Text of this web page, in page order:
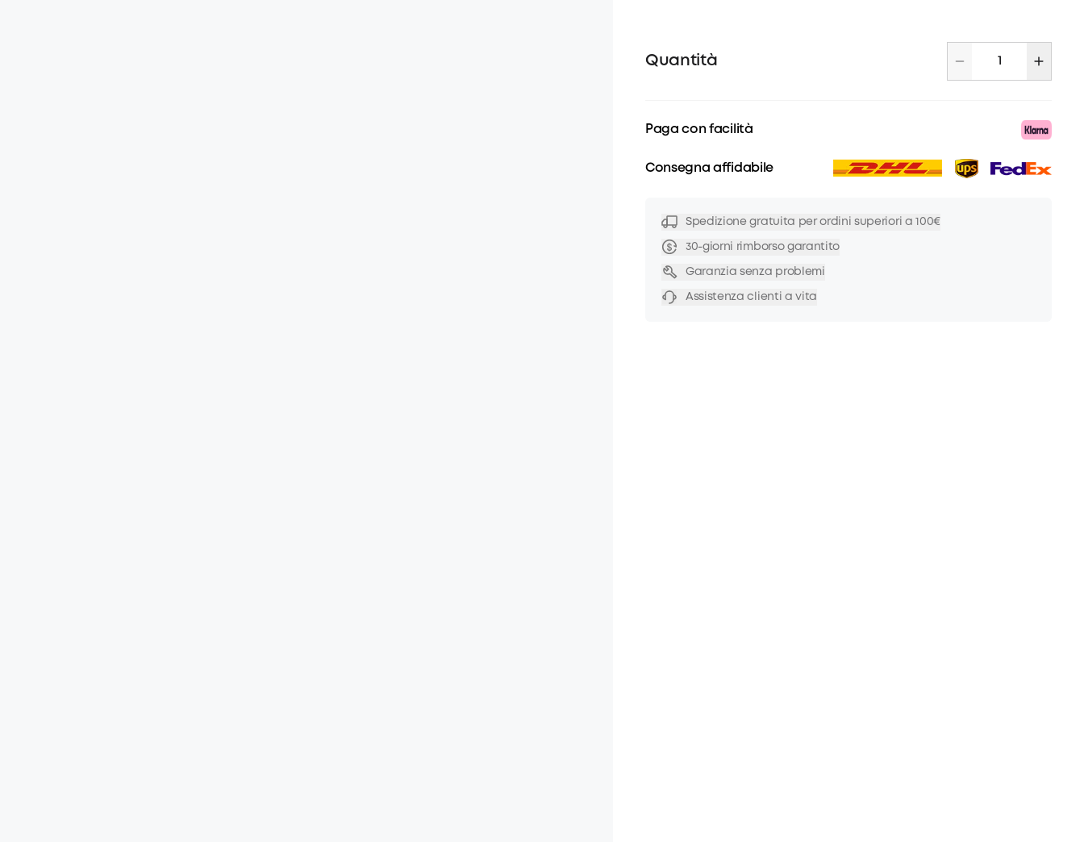
Quantità
Paga con facilità
Consegna affidabile
Spedizione gratuita per ordini superiori a 100€
30-giorni rimborso garantito
Garanzia senza problemi
Assistenza clienti a vita